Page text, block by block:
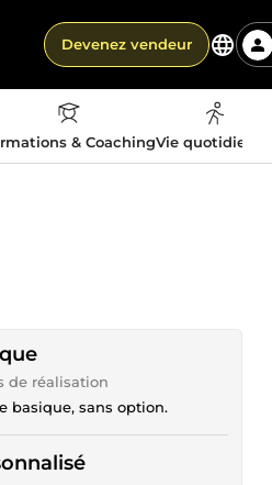
Devenez vendeur
& CoachingVie
de réalisation
basique, sans option.